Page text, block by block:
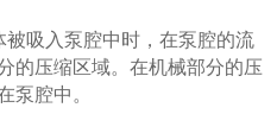
吸入泵腔中时，在泵腔的流
的压缩区域。在机械部分的压
泵腔中。